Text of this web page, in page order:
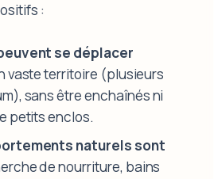
:
se déplacer
vaste territoire (plusieurs
sans être enchaînés ni
petits enclos.
naturels sont
de nourriture, bains